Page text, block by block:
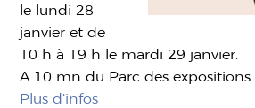
le lundi 28
janvier et de
10 h à 19 h le mardi 29 janvier.
A 10 mn du Parc des
Plus d’infos